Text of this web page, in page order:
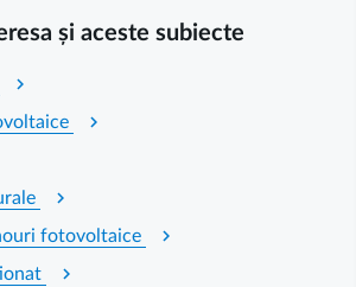
și durabilitatea acestora.
și aceste subiecte
chevron_right
chevron_right
chevron_right
fotovoltaice chevron_right
chevron_right